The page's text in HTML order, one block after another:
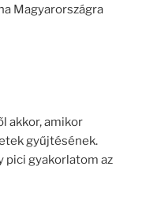
Magyarországra
akkor, amikor
gyűjtésének.
pici gyakorlatom az